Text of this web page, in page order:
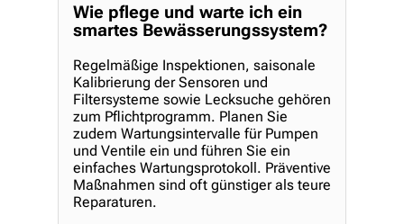
Wie pflege und warte ich ein
smartes Bewässerungssystem?
Regelmäßige Inspektionen, saisonale
Kalibrierung der Sensoren und
Filtersysteme sowie Lecksuche gehören
zum Pflichtprogramm. Planen Sie
zudem Wartungsintervalle für Pumpen
und Ventile ein und führen Sie ein
einfaches Wartungsprotokoll. Präventive
Maßnahmen sind oft günstiger als teure
Reparaturen.